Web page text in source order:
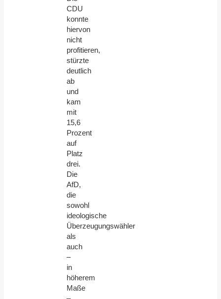
CDU
konnte
hiervon
nicht
profitieren,
stürzte
deutlich
ab
und
kam
mit
15,6
Prozent
auf
Platz
drei.
Die
AfD,
die
sowohl
ideologische
Überzeugungswähler
als
auch
–
in
höherem
Maße